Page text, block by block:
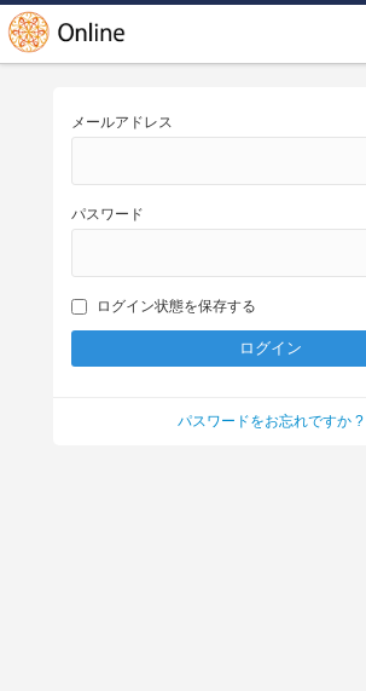
メールアドレス
パスワード
ログイン状態を保存する
パスワードをお忘れですか ?